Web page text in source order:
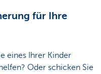
für Ihre
eines Ihrer Kinder
Oder schicken Sie